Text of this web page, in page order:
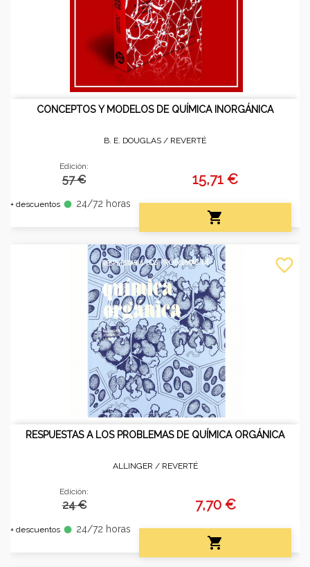
CONCEPTOS Y MODELOS DE QUÍMICA INORGÁNICA
B. E. DOUGLAS / REVERTÉ
Edición:
57 €
+ descuentos fiber_manual_record 24/72 horas
15,71 €

RESPUESTAS A LOS PROBLEMAS DE QUÍMICA ORGÁNICA
ALLINGER / REVERTÉ
Edición:
24 €
+ descuentos fiber_manual_record 24/72 horas
7,70 €

favorite_border